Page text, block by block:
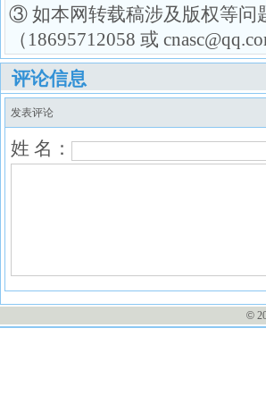
③ 如本网转载稿涉及版权等问
（18695712058 或
评论信息
发表评论
姓 名：
©